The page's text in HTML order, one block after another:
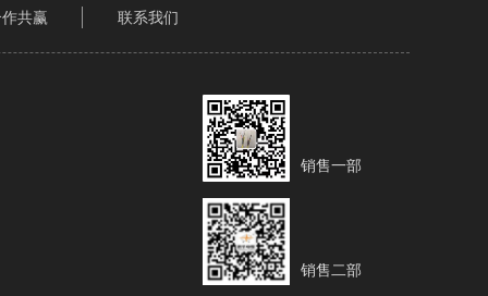
共赢 联系我们
销售一部
销售二部